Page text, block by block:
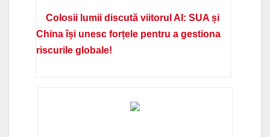
Colosii lumii discută viitorul AI: SUA și
China își unesc forțele pentru a gestiona
riscurile globale!